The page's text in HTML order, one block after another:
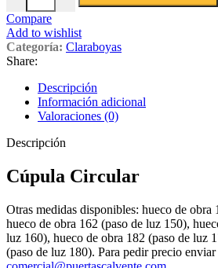
Compare
Add to wishlist
Categoría: Claraboyas
Share:
Descripción
Información adicional
Valoraciones (0)
Descripción
Cúpula Circular
Otras medidas disponibles: hueco de obra
hueco de obra 162 (paso de luz 150),
luz 160), hueco de obra 182 (paso de luz
(paso de luz 180). Para pedir precio enviar